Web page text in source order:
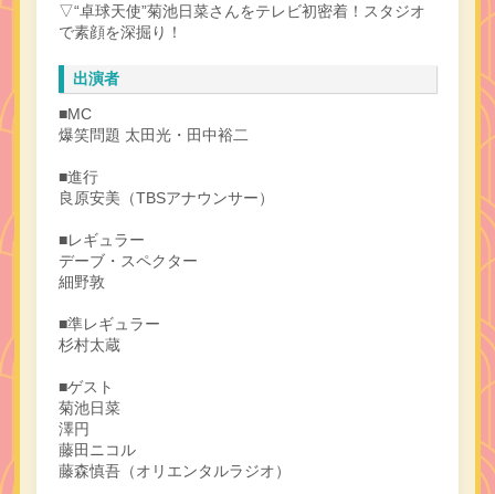
▽“卓球天使”菊池日菜さんをテレビ初密着！スタジオ
で素顔を深掘り！
出演者
■MC
爆笑問題 太田光・田中裕二
■進行
良原安美（TBSアナウンサー）
■レギュラー
デーブ・スペクター
細野敦
■準レギュラー
杉村太蔵
■ゲスト
菊池日菜
澤円
藤田ニコル
藤森慎吾（オリエンタルラジオ）